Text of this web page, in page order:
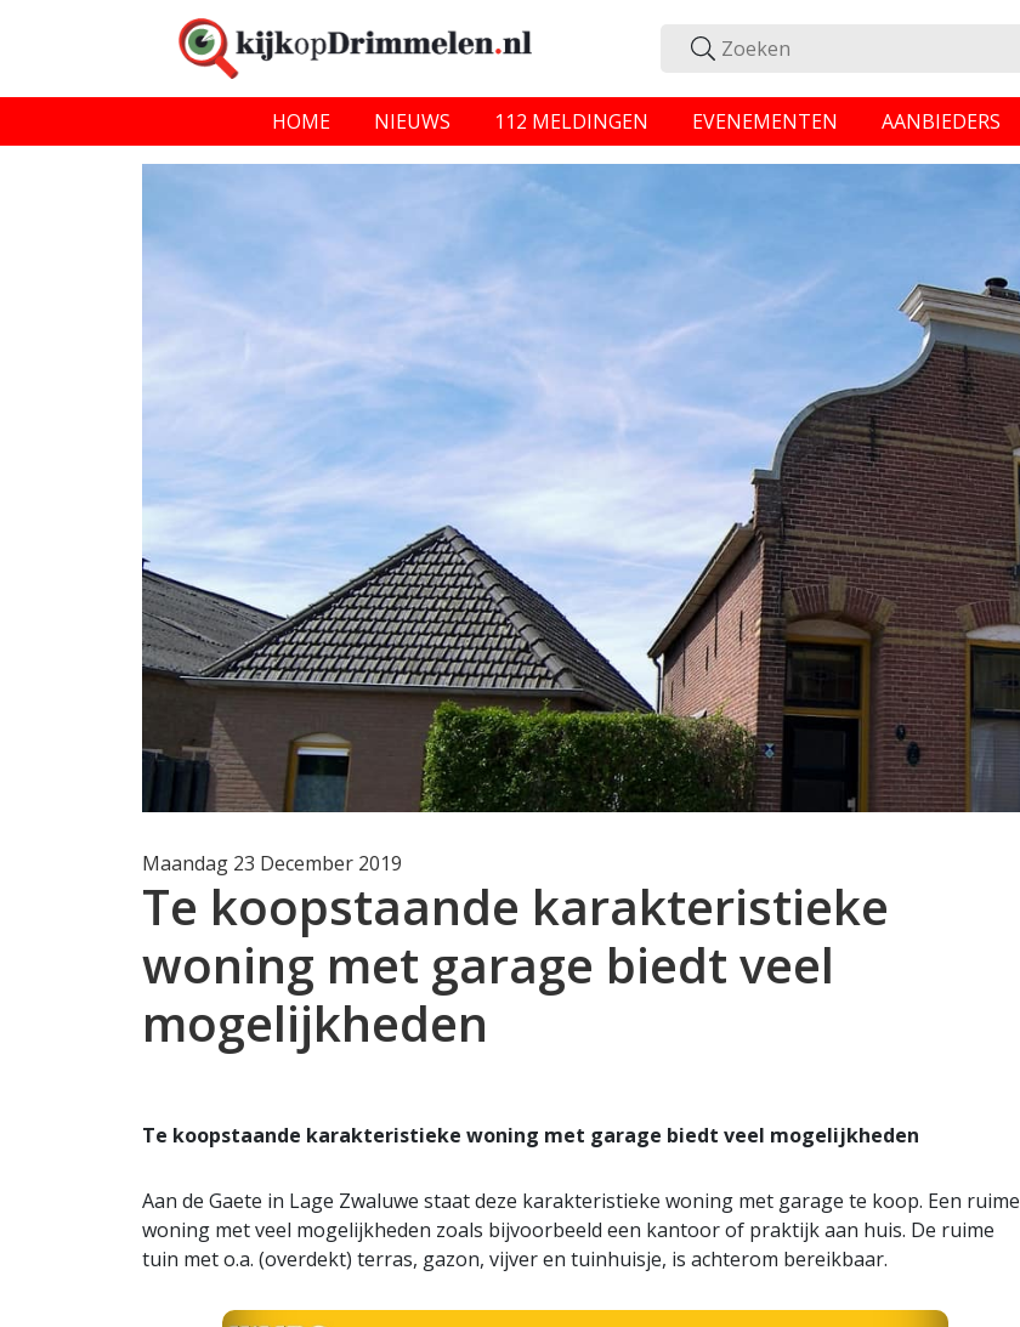
HOME NIEUWS 112 MELDINGEN EVENEMENTEN AANBIEDERS
Maandag 23 December 2019
Te koopstaande karakteristieke
woning met garage biedt veel
mogelijkheden
Te koopstaande karakteristieke woning met garage biedt veel mogelijkheden
Aan de Gaete in Lage Zwaluwe staat deze karakteristieke woning met garage te koop. Een ruime
woning met veel mogelijkheden zoals bijvoorbeeld een kantoor of praktijk aan huis. De ruime
tuin met o.a. (overdekt) terras, gazon, vijver en tuinhuisje, is achterom bereikbaar.